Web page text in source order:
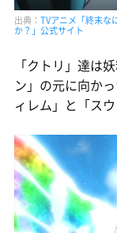
出典： TVアニメ「終末な
か？」公式サイト
「クトリ」達は
ン」の元に向か
ィレム」と「ス